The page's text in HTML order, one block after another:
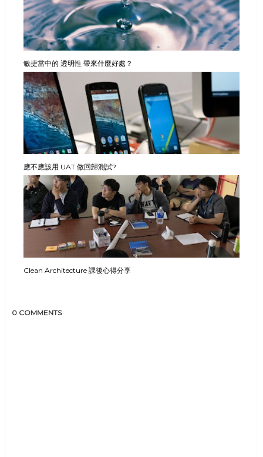
敏捷當中的 透明性 帶來什麼好處？
應不應該用 UAT 做回歸測試?
Clean Architecture 課後心得分享
0 COMMENTS